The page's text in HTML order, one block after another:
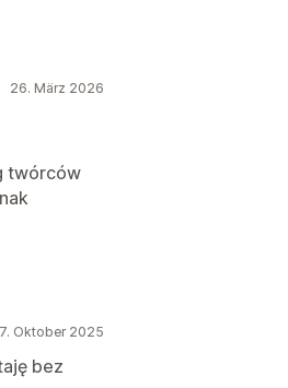
26. März 2026
twórców
Oktober 2025
bez